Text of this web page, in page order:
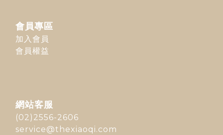
會員專區
加入會員
會員權益
網站客服
(02)2556-2606
service@thexiaoqi.com